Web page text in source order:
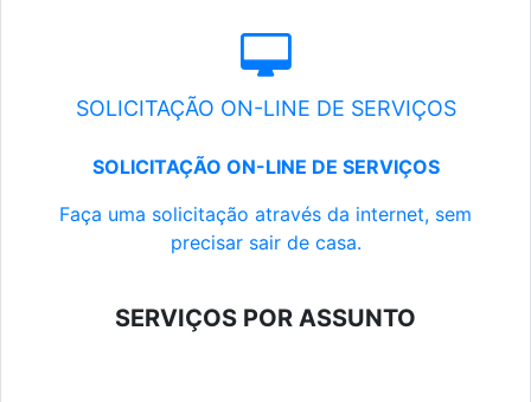
SOLICITAÇÃO ON-LINE DE SERVIÇOS
SOLICITAÇÃO ON-LINE DE SERVIÇOS
Faça uma solicitação através da internet, sem
precisar sair de casa.
SERVIÇOS POR ASSUNTO